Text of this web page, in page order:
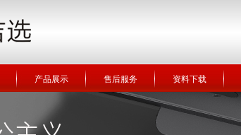
产品展示 售后服务 资料下载